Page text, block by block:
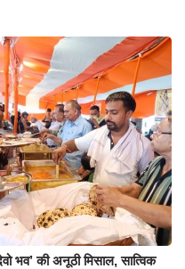
भव’ की अनूठी मिसाल, सात्विक